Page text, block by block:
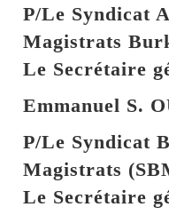
P/Le Syndicat
Magistrats
Le Secrétaire
Emmanuel S.
P/Le Syndicat
Magistrats
Le Secrétaire